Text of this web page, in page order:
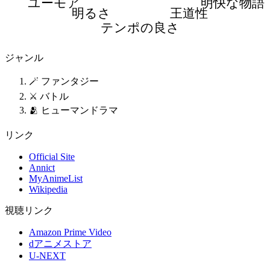
明快な物語
王道性
テンポの良さ
明るさ
ユーモア
ジャンル
🪄 ファンタジー
⚔️ バトル
🫂 ヒューマンドラマ
リンク
Official Site
Annict
MyAnimeList
Wikipedia
視聴リンク
Amazon Prime Video
dアニメストア
U-NEXT